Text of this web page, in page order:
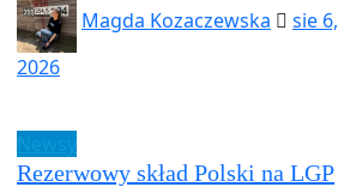
Magda Kozaczewska
sie 6,
2026
Rezerwowy skład Polski na LGP